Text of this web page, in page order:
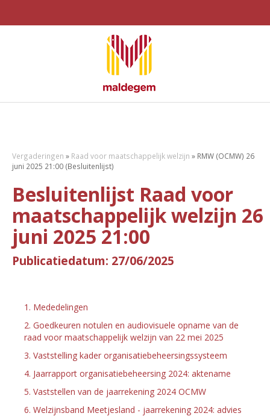
Vergaderingen » Raad voor maatschappelijk welzijn » RMW (OCMW) 26
juni 2025 21:00 (Besluitenlijst)
Besluitenlijst Raad voor
maatschappelijk welzijn 26
juni 2025 21:00
Publicatiedatum: 27/06/2025
1. Mededelingen
2. Goedkeuren notulen en audiovisuele opname van de
raad voor maatschappelijk welzijn van 22 mei 2025
3. Vaststelling kader organisatiebeheersingssysteem
4. Jaarrapport organisatiebeheersing 2024: aktename
5. Vaststellen van de jaarrekening 2024 OCMW
6. Welzijnsband Meetjesland - jaarrekening 2024: advies